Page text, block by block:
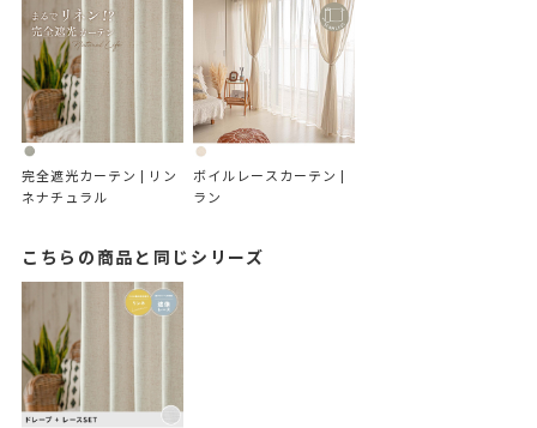
完全遮光カーテン | リン
ネナチュラル
ボイルレースカーテン |
ラン
こちらの商品と同じシリーズ